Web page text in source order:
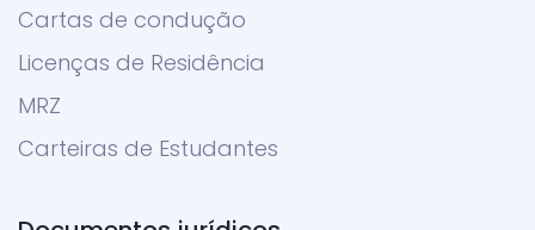
Cartas de condução
Licenças de Residência
MRZ
Carteiras de Estudantes